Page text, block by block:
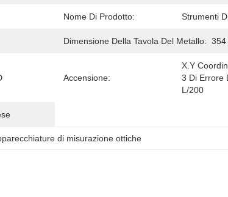
Nome Di Prodotto: Strumenti
Dimensione Della Tavola Del Metallo: 354
Accensione:
X.Y
3 Di Errore
L/200
di misurazione ottiche